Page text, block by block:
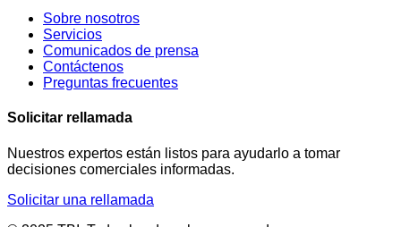
Sobre nosotros
Servicios
Comunicados de prensa
Contáctenos
Preguntas frecuentes
Solicitar rellamada
Nuestros expertos están listos para ayudarlo a tomar
decisiones comerciales informadas.
Solicitar una rellamada